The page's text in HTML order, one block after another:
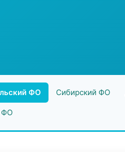
ФО Сибирский ФО
ФО